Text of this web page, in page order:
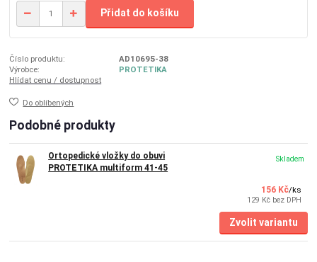
Přidat do košíku
Číslo produktu:
AD10695-38
Výrobce:
PROTETIKA
Hlídat cenu / dostupnost
Do oblíbených
Podobné produkty
Ortopedické vložky do obuvi
PROTETIKA multiform 41-45
156 Kč/ks
129 Kč bez DPH
Skladem
Zvolit variantu